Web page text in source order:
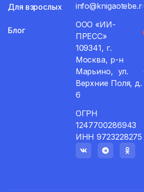
info@knigaotebe.ru
ООО «ИИ-
ПРЕСС»
109341, г.
Москва, р-н
Марьино, ул.
Верхние Поля, д.
6
ОГРН
1247700286943
ИНН 9723228275
Для взрослых
Блог